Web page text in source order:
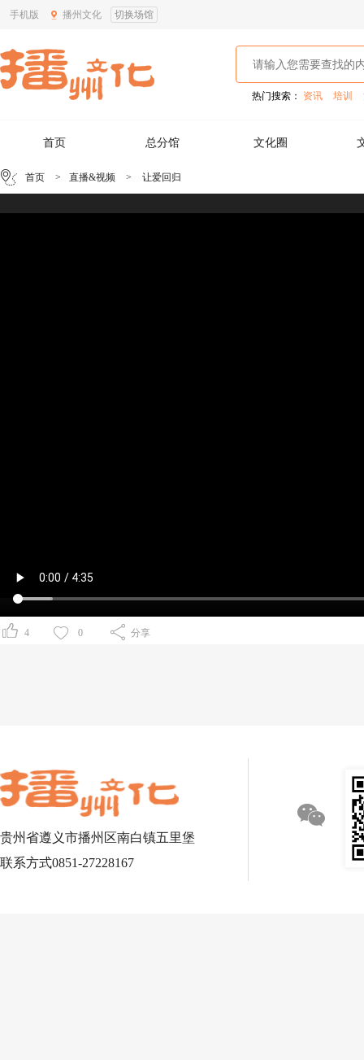
手机版 播州文化 切换场馆
热门搜索： 资讯 培训
首页 总分馆 文化圈
首页 > 直播&视频 > 让爱回归
4 0 分享
贵州省遵义市播州区南白镇五里堡
联系方式0851-27228167